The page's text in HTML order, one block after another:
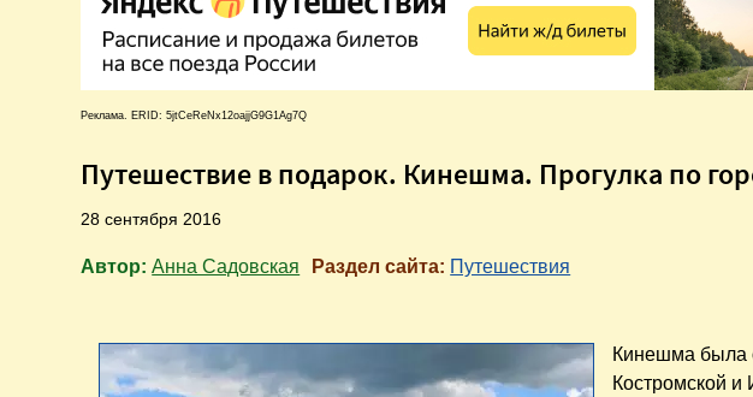
Реклама. ERID: 5jtCeReNx12oajjG9G1Ag7Q
Путешествие в подарок. Кинешма. Прогулка по
28 сентября 2016
Автор:Анна Садовская Раздел сайта: Путешествия
Кинешма была
Костромской и